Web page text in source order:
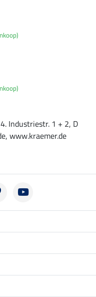
Industriestr. 1 + 2, D
www.kraemer.de